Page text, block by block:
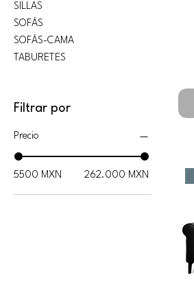
SILLAS
SOFÁS
SOFÁS-CAMA
TABURETES
Filtrar por
Precio
5500 MXN 262.000 MXN